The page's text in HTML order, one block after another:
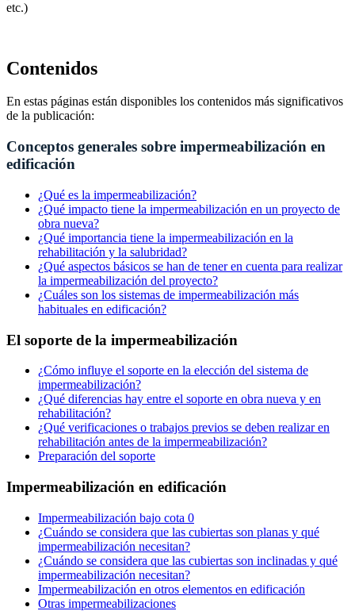
etc.)
Contenidos
En estas páginas están disponibles los contenidos más significativos
de la publicación:
Conceptos generales sobre impermeabilización en
edificación
¿Qué es la impermeabilización?
¿Qué impacto tiene la impermeabilización en un proyecto de
obra nueva?
¿Qué importancia tiene la impermeabilización en la
rehabilitación y la salubridad?
¿Qué aspectos básicos se han de tener en cuenta para realizar
la impermeabilización del proyecto?
¿Cuáles son los sistemas de impermeabilización más
habituales en edificación?
El soporte de la impermeabilización
¿Cómo influye el soporte en la elección del sistema de
impermeabilización?
¿Qué diferencias hay entre el soporte en obra nueva y en
rehabilitación?
¿Qué verificaciones o trabajos previos se deben realizar en
rehabilitación antes de la impermeabilización?
Preparación del soporte
Impermeabilización en edificación
Impermeabilización bajo cota 0
¿Cuándo se considera que las cubiertas son planas y qué
impermeabilización necesitan?
¿Cuándo se considera que las cubiertas son inclinadas y qué
impermeabilización necesitan?
Impermeabilización en otros elementos en edificación
Otras impermeabilizaciones